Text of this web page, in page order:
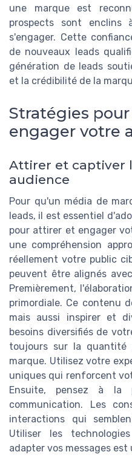
une marque est
prospects sont
s'engager. Cette
de nouveaux leads
génération de leads
et la crédibilité de la
Stratégies
engager votre
Attirer et captiver
audience
Pour qu'un média de
leads, il est essentiel
pour attirer et engager
une compréhension
réellement votre public
peuvent être alignés
Premièrement,
primordiale. Ce contenu
mais aussi inspirer et
besoins diversifiés de
toujours sur la quantité
marque. Utilisez votre
uniques qui renforcent
Ensuite, pensez à la
communication. Les
interactions qui
Utiliser les
adapter vos messages